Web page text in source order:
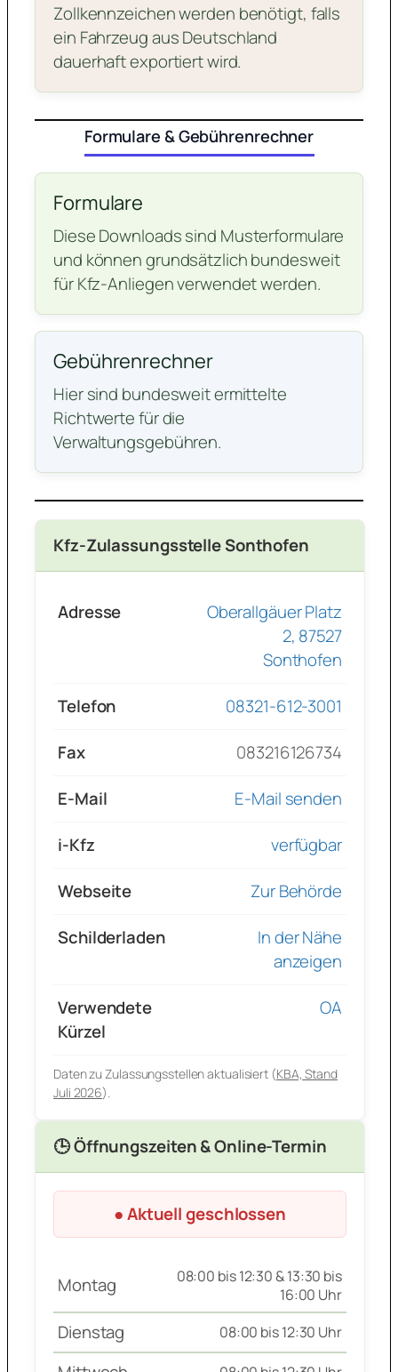
Zollkennzeichen werden benötigt, falls
ein Fahrzeug aus Deutschland
dauerhaft exportiert wird.
Formulare & Gebührenrechner
Formulare
Diese Downloads sind Musterformulare
und können grundsätzlich bundesweit
für Kfz-Anliegen verwendet werden.
Gebührenrechner
Hier sind bundesweit ermittelte
Richtwerte für die
Verwaltungsgebühren.
Kfz-Zulassungsstelle Sonthofen
Adresse
Oberallgäuer Platz
2, 87527
Sonthofen
Telefon
08321-612-3001
Fax
083216126734
E-Mail
E-Mail senden
i-Kfz
verfügbar
Webseite
Zur Behörde
Schilderladen
In der Nähe
anzeigen
Verwendete
Kürzel
OA
Daten zu Zulassungsstellen aktualisiert (KBA, Stand
Juli 2026).
🕒 Öffnungszeiten & Online-Termin
● Aktuell geschlossen
Montag
08:00 bis 12:30 & 13:30 bis
16:00 Uhr
Dienstag 08:00 bis 12:30 Uhr